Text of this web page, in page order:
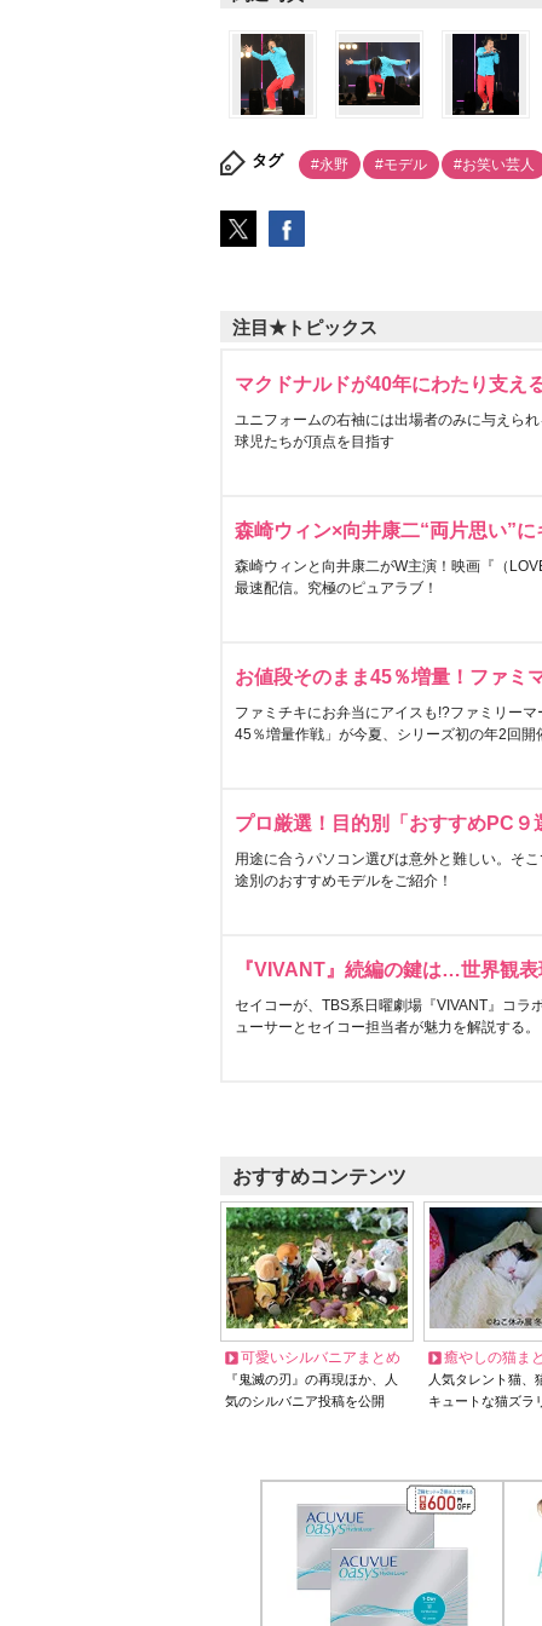
タグ #永野 #モデル #お笑い芸人
注目★トピックス
マクドナルドが40年にわたり支え
ユニフォームの右袖には出場者のみに与えら
球児たちが頂点を目指す
森崎ウィン×向井康二“両片思い”
森崎ウィンと向井康二がW主演！映画『（
最速配信。究極のピュアラブ！
お値段そのまま45％増量！ファミ
ファミチキにお弁当にアイスも!?ファミリー
45％増量作戦」が今夏、シリーズ初の年2回開
プロ厳選！目的別「おすすめPC９
用途に合うパソコン選びは意外と難しい。そ
途別のおすすめモデルをご紹介！
『VIVANT』続編の鍵は…世界観
セイコーが、TBS系日曜劇場『VIVANT』コラ
ューサーとセイコー担当者が魅力を解説する。
おすすめコンテンツ
可愛いシルバニアまとめ
『鬼滅の刃』の再現ほか、人
気のシルバニア投稿を公開
癒やしの猫ま
人気タレント猫
キュートな猫ズラ